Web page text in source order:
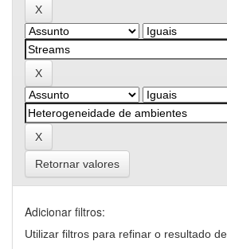
Retornar valores
Adicionar filtros:
Utilizar filtros para refinar o resultado de